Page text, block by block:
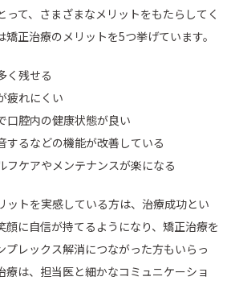
って、さまざまなメリットをもたらしてく
正治療のメリットを5つ挙げています。
く残せる
疲れにくい
口腔内の健康状態が良い
するなどの機能が改善している
フケアやメンテナンスが楽になる
ットを実感している方は、治療成功とい
顔に自信が持てるようになり、矯正治療を
プレックス解消につながった方もいらっ
療は、担当医と細かなコミュニケーショ